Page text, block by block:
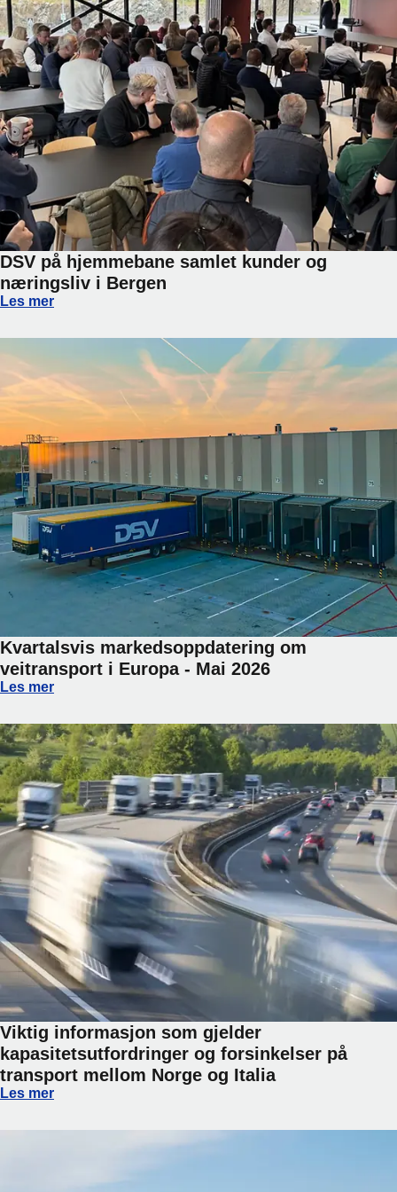
DSV på hjemmebane samlet kunder og
næringsliv i Bergen
DSV på hjemmebane samlet kunder og næringsliv i Bergen
Les mer
Kvartalsvis markedsoppdatering om
veitransport i Europa - Mai 2026
Kvartalsvis markedsoppdatering om veitransport i Europa -
Les mer
Viktig informasjon som gjelder
kapasitetsutfordringer og forsinkelser på
transport mellom Norge og Italia
Viktig informasjon som gjelder kapasitetsutfordringer og
Les mer